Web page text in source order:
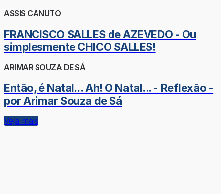
ASSIS CANUTO
FRANCISCO SALLES de AZEVEDO - Ou
simplesmente CHICO SALLES!
ARIMAR SOUZA DE SÁ
Então, é Natal... Ah! O Natal... - Reflexão -
por Arimar Souza de Sá
Veja mais